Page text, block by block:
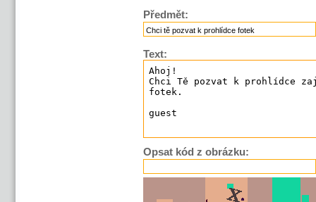
Předmět:
Text:
Opsat kód z obrázku: